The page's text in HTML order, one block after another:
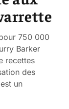
750 000
Barker
recettes
des
un